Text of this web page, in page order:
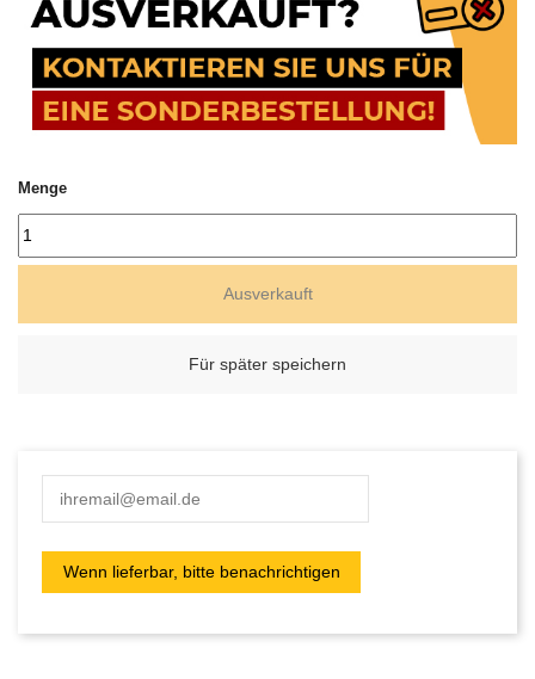
Menge
Ausverkauft
Für später speichern